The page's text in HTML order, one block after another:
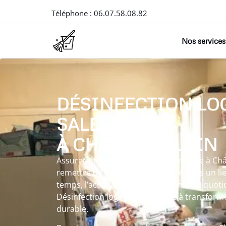
Téléphone : 06.07.58.08.82
Nos services
DÉSINFECTION
SALE
À CHÂTEAUVILAIN
Assurer un Désinfection logement sale à
remettre de l’ordre et de la clarté dans un
temps, l’activité ou les événements du
Désinfection logement sale vise à
durable.